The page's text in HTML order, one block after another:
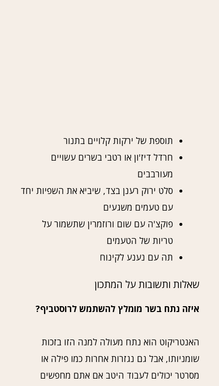
תוספת של ירקות קלויים בתנור
חרדל דיז'ון או רטבי בשרים עשויים
מעורבבים
סלט ירוק רענן בצד, שיביא את השפיות יחד
עם טעמים משגעים
פוקצ'ה עם שום ורוזמרין שתשמור על
טריות של הטעמים
תה עם נענע לקינוח
שאלות ותשובות על המתכון
איזה נתח בשר מומלץ להשתמש לרוסטביף?
האנטריקוט הוא נתח מעולה למנה הזו בזכות
שומניותו, אבל גם נגזרות אחרות כמו פילה או
מסרטר יכולים לעבוד היטב אם אתם מחפשים